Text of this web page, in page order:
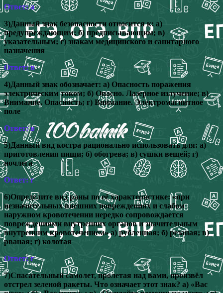
Ответ: а
3)Данный знак безопасности относится к: а)
предупреждающим; б) предписывающим; в)
указательным; г) знакам медицинского и санитарного
назначения
Ответ: в
4)Данный знак обозначает: а) Опасность поражения
электрическим током; б) Опасно. Лазерное излучение; в)
Внимание. Опасность; г) Внимание. Электромагнитное
поле
Ответ: в
5)Данный вид костра рационально использовать для: а)
приготовления пищи; б) обогрева; в) сушки вещей; г)
ночлега
Ответ: г
6)Определите вид раны по её характеристике: «при
незначительных внешних повреждениях и слабом
наружном кровотечении нередко сопровождается
повреждениями внутренних органов и значительным
внутренним кровотечением» а) рубленная; б) резаная; в)
рваная; г) колотая
Ответ: г
7)Спасательный самолет, пролетая над вами, произвёл
отстрел зеленой ракеты. Что означает этот знак? а) «Вас